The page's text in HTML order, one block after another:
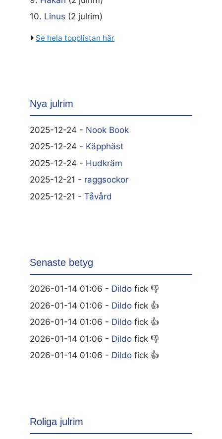
10. Linus (2 julrim)
Se hela topplistan här
Nya julrim
2025-12-24 - Nook Book
2025-12-24 - Käpphäst
2025-12-24 - Hudkräm
2025-12-21 - raggsockor
2025-12-21 - Tåvård
Senaste betyg
2026-01-14 01:06 - Dildo fick 👎
2026-01-14 01:06 - Dildo fick 👍
2026-01-14 01:06 - Dildo fick 👍
2026-01-14 01:06 - Dildo fick 👎
2026-01-14 01:06 - Dildo fick 👍
Roliga julrim